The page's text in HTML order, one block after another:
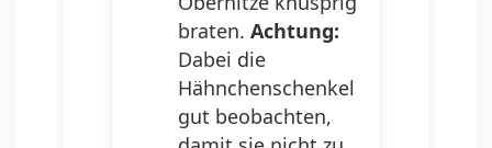
braten.Achtung:
Dabei die
Hähnchenschenkel
gut beobachten,